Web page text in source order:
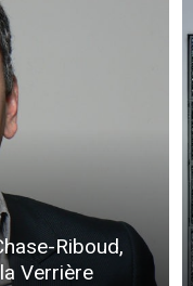
Riboud,
Verrière